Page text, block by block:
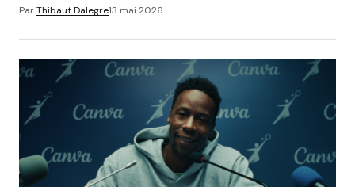
ParThibaut Dalegre13 mai 2026